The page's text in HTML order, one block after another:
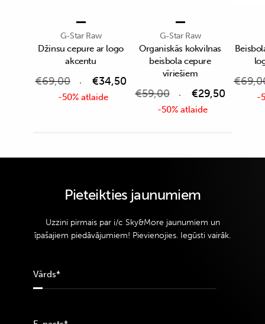
G-Star Raw
Džinsu cepure ar logo
akcentu
€69,00 €34,50
-50% atlaide
G-Star Raw
Organiskās kokvilnas
beisbola cepure
vīriešiem
€59,00 €29,50
-50% atlaide
€
-
Pieteikties jaunumiem
Uzzini pirmais par i/c Sky&More jaunumiem un
īpašajiem piedāvājumiem! Pievienojies. Iegūsti vairāk.